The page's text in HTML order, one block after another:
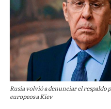
Rusia volvió a denunciar el
europeos a Kiev